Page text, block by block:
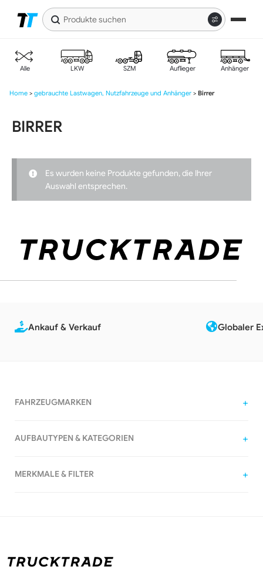
Zur
springen
Zum
springen
Produkte
suchen
Home> gebrauchte Lastwagen, Nutzfahrzeuge und Anhänger> Birrer
Alle LKW SZM Auflieger Anhänger
BIRRER
Es wurden keine Produkte gefunden, die Ihrer
Auswahl entsprechen.
Ankauf & Verkauf Globaler
FAHRZEUGMARKEN
AUFBAUTYPEN & KATEGORIEN
MERKMALE & FILTER